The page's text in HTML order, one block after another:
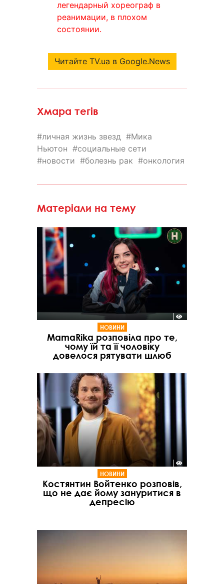
легендарный хореограф в
реанимации, в плохом
состоянии.
Читайте TV.ua в Google.News
Хмара тегів
личная жизнь звезд
Мика
Ньютон
социальные сети
новости
болезнь рак онкология
Матеріали на тему
НОВИНИ
MamaRika розповіла про те,
чому їй та її чоловіку
довелося рятувати шлюб
НОВИНИ
Костянтин Войтенко розповів,
що не дає йому зануритися в
депресію